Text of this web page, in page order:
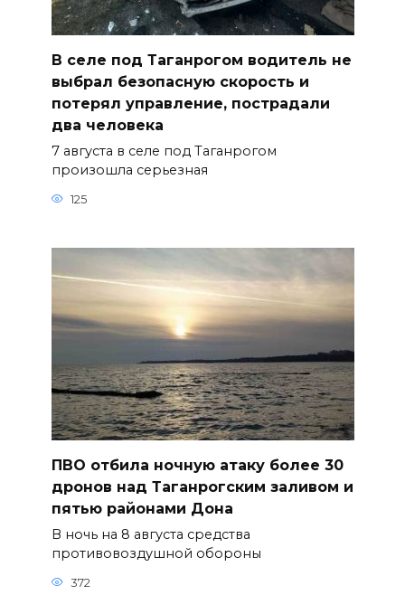
В селе под Таганрогом водитель не
выбрал безопасную скорость и
потерял управление, пострадали
два человека
7 августа в селе под Таганрогом
произошла серьезная
125
ПВО отбила ночную атаку более 30
дронов над Таганрогским заливом и
пятью районами Дона
В ночь на 8 августа средства
противовоздушной обороны
372